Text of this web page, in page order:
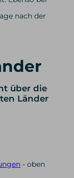
nach der
über die
Länder
- oben